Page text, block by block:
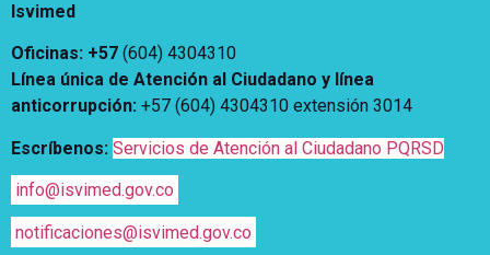
Más Información sobre Accesibilidad
Isvimed
Oficinas: +57 (604) 4304310
Línea única de Atención al Ciudadano y línea
anticorrupción: +57 (604) 4304310 extensión 3014
Escríbenos: Servicios de Atención al Ciudadano PQRSD
info@isvimed.gov.co
notificaciones@isvimed.gov.co